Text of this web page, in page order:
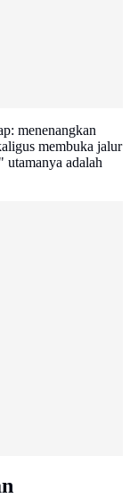
menenangkan
membuka jalur
adalah